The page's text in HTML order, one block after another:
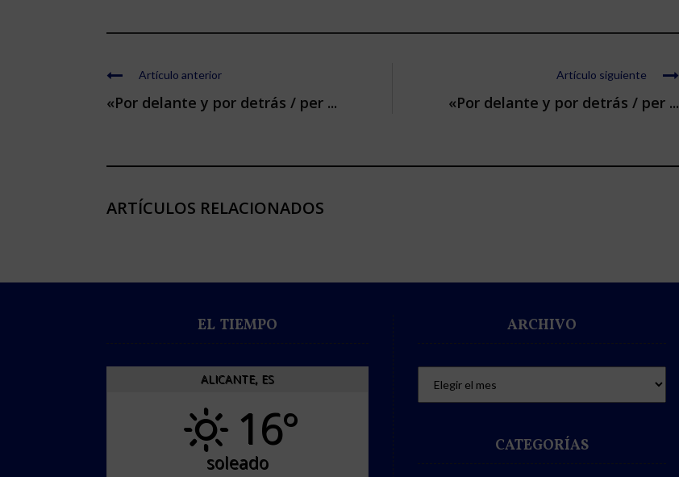
Artículo anterior
«Por delante y por detrás / per ...
Artículo siguiente
«Por delante y por detrás / per ...
ARTÍCULOS RELACIONADOS
EL TIEMPO
ALICANTE, ES
16°
soleado
ARCHIVO
CATEGORÍAS